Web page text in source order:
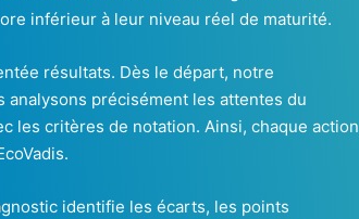
inférieur à leur niveau réel de maturité.
résultats. Dès le départ, notre
analysons précisément les attentes du
les critères de notation. Ainsi, chaque action
identifie les écarts, les points